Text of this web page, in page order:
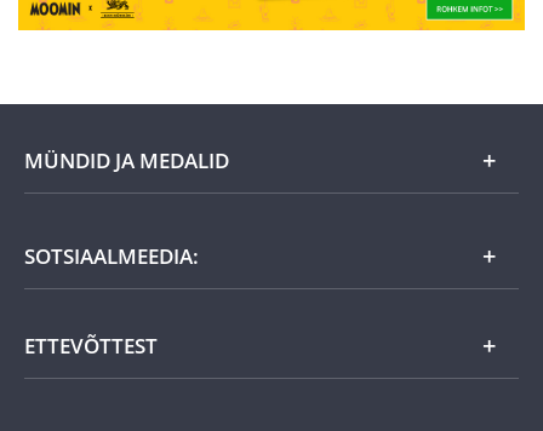
MÜNDID JA MEDALID
Kuu eripakkumine
Kingiideed
Eesti tooted
SOTSIAALMEEDIA:
ETTEVÕTTEST